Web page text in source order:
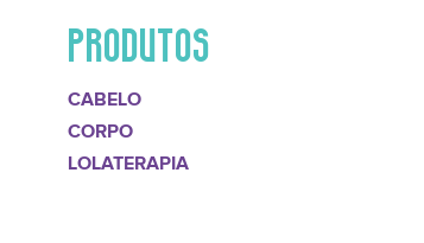
PRODUTOS
CABELO
CORPO
LOLATERAPIA